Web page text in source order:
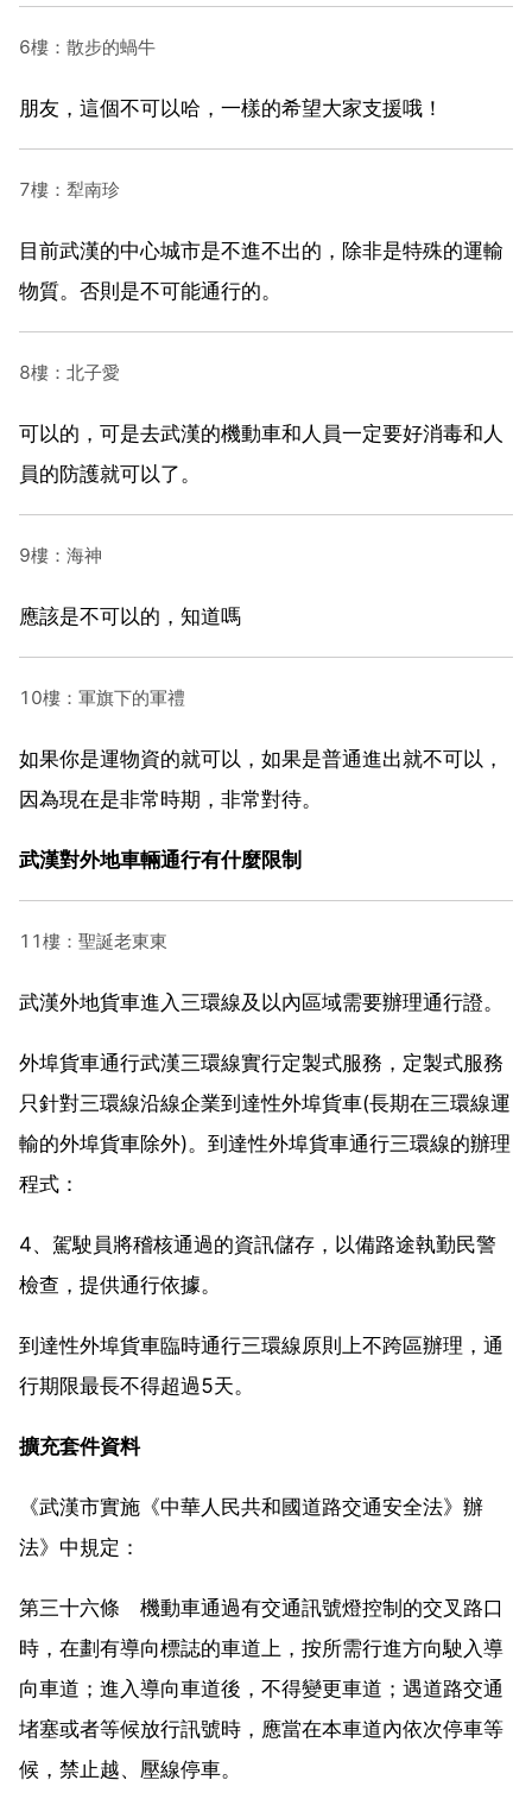
6樓：散步的蝸牛
朋友，這個不可以哈，一樣的希望大家支援哦！
7樓：犁南珍
目前武漢的中心城市是不進不出的，除非是特殊的運輸
物質。否則是不可能通行的。
8樓：北子愛
可以的，可是去武漢的機動車和人員一定要好消毒和人
員的防護就可以了。
9樓：海神
應該是不可以的，知道嗎
10樓：軍旗下的軍禮
如果你是運物資的就可以，如果是普通進出就不可以，
因為現在是非常時期，非常對待。
武漢對外地車輛通行有什麼限制
11樓：聖誕老東東
武漢外地貨車進入三環線及以內區域需要辦理通行證。
外埠貨車通行武漢三環線實行定製式服務，定製式服務
只針對三環線沿線企業到達性外埠貨車(長期在三環線運
輸的外埠貨車除外)。到達性外埠貨車通行三環線的辦理
程式：
4、駕駛員將稽核通過的資訊儲存，以備路途執勤民警
檢查，提供通行依據。
到達性外埠貨車臨時通行三環線原則上不跨區辦理，通
行期限最長不得超過5天。
擴充套件資料
《武漢市實施《中華人民共和國道路交通安全法》辦
法》中規定：
第三十六條 機動車通過有交通訊號燈控制的交叉路口
時，在劃有導向標誌的車道上，按所需行進方向駛入導
向車道；進入導向車道後，不得變更車道；遇道路交通
堵塞或者等候放行訊號時，應當在本車道內依次停車等
候，禁止越、壓線停車。